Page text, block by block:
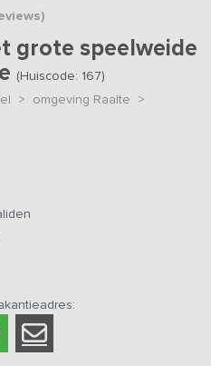
)
grote speelweide
(Huiscode: 167)
> omgeving Raalte >